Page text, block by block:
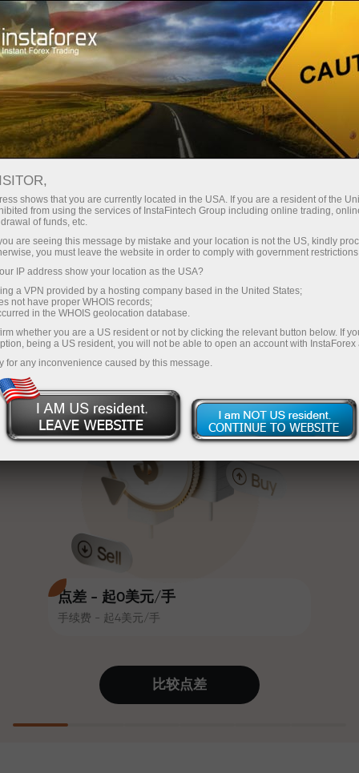
InstaForex
点差 - 起0美元/手
手续费 - 起4美元/手
通过InstaForex获得真正竞争力的机
点差和手续费，以及股票和指数交
易的优惠条件
时可获得高达30%的奖金，并享受
其他促销活动和优惠
赛道速度与交易速度共享相同价值
观。Ales Loprais将刺激与纪律元素
带入交易世界，作为InstaForex合作
伙伴，激励客户实现雄心勃勃的目
值账户即可获得iPhone、MacBook
或梦想旅行
最低
每笔存款
30%奖金
交易速度
与赛道速度
您的专属礼物大奖
充值$333—选择价值高达$1,500的礼物
无风险交易—
我们保证您的利润
最高X1000奖金—市场上最大倍数
比较点差
shows that you are currently located in the USA. If you are a resident of the
from using the services of InstaFintech Group including online trading,
of funds, etc.
are seeing this message by mistake and your location is not the US, kindly
you must leave the website in order to comply with government
IP address show your location as the USA?
a VPN provided by a hosting company based in the United States;
not have proper WHOIS records;
in the WHOIS geolocation database.
whether you are a US resident or not by clicking the relevant button below. If
being a US resident, you will not be able to open an account with InstaForex
for any inconvenience caused by this message.